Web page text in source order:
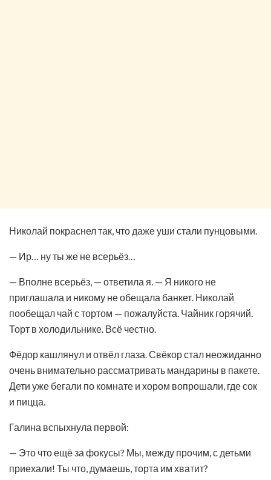
Николай покраснел так, что даже уши стали пунцовыми.
— Ир… ну ты же не всерьёз…
— Вполне всерьёз, — ответила я. — Я никого не
приглашала и никому не обещала банкет. Николай
пообещал чай с тортом — пожалуйста. Чайник горячий.
Торт в холодильнике. Всё честно.
Фёдор кашлянул и отвёл глаза. Свёкор стал неожиданно
очень внимательно рассматривать мандарины в пакете.
Дети уже бегали по комнате и хором вопрошали, где сок
и пицца.
Галина вспыхнула первой:
— Это что ещё за фокусы? Мы, между прочим, с детьми
приехали! Ты что, думаешь, торта им хватит?